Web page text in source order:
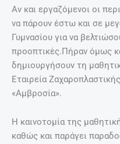
Αν και εργαζόμενοι οι
να πάρουν έστω και σε
Γυμνασίου για να
προοπτικές.Πήραν όμως
δημιουργήσουν τη
Εταιρεία
«Αμβροσία».
Η καινοτομία της
καθώς και παράγει